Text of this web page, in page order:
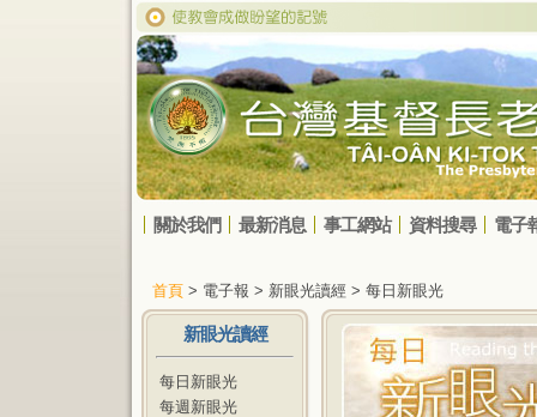
關於我們 最新消息 事工網站 資料搜尋 電子
首頁 > 電子報 > 新眼光讀經 > 每日新眼光
新眼光讀經
每日新眼光
每週新眼光